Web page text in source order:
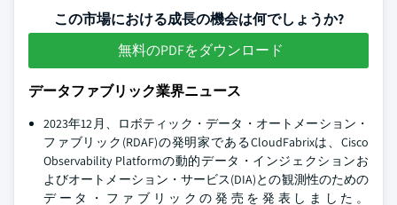
この市場における成長の機会は何でしょうか?
無料のPDFをダウンロード
データファブリック業界ニュース
2023年12月、ロボティック・データ・オートメーション・
ファブリック(RDAF)の発明家であるCloudFabrixは、Cisco
Observability Platformの動的データ・インジェクションお
よびオートメーション・サービス(DIA)との観測性のための
データ・ファブリックの発売を発表しました。